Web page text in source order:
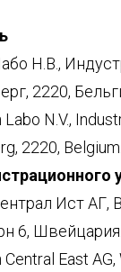
Н.В.,
2220,
N.V.,
2220, Belgium.
Ист АГ,
6, Швейцария.
East